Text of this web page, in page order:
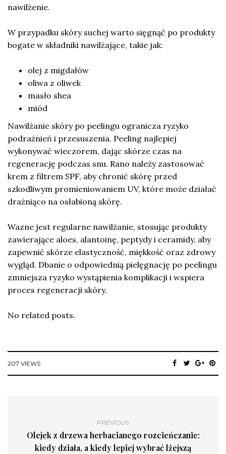
nawilżenie.
W przypadku skóry suchej warto sięgnąć po produkty
bogate w składniki nawilżające, takie jak:
olej z migdałów
oliwa z oliwek
masło shea
miód
Nawilżanie skóry po peelingu ogranicza ryzyko
podrażnień i przesuszenia. Peeling najlepiej
wykonywać wieczorem, dając skórze czas na
regenerację podczas snu. Rano należy zastosować
krem z filtrem SPF, aby chronić skórę przed
szkodliwym promieniowaniem UV, które może działać
drażniąco na osłabioną skórę.
Wazne jest regularne nawilżanie, stosując produkty
zawierające aloes, alantoinę, peptydy i ceramidy, aby
zapewnić skórze elastyczność, miękkość oraz zdrowy
wygląd. Dbanie o odpowiednią pielęgnację po peelingu
zmniejsza ryzyko wystąpienia komplikacji i wspiera
proces regeneracji skóry.
No related posts.
207 VIEWS
PREVIOUS
Olejek z drzewa herbacianego rozcieńczanie:
kiedy działa, a kiedy lepiej wybrać lżejszą